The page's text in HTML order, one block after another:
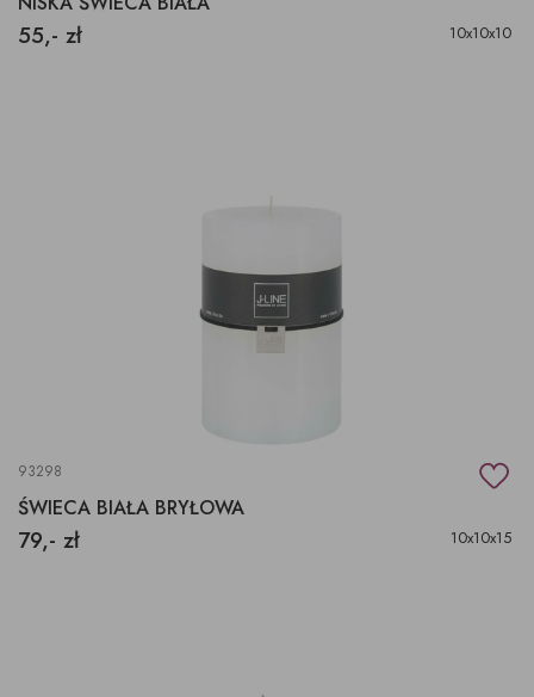
55,- zł 10x10x10
93298
ŚWIECA BIAŁA BRYŁOWA
79,- zł 10x10x15